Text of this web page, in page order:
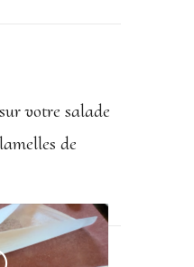
votre salade
de